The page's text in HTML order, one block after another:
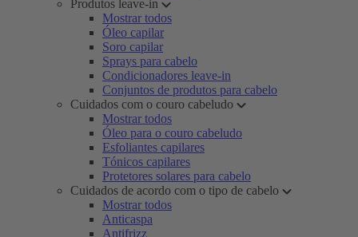
Produtos leave-in
Mostrar todos
Óleo capilar
Soro capilar
Sprays para cabelo
Condicionadores leave-in
Conjuntos de produtos para cabelo
Cuidados com o couro cabeludo
Mostrar todos
Óleo para o couro cabeludo
Esfoliantes capilares
Tónicos capilares
Protetores solares para cabelo
Cuidados de acordo com o tipo de cabelo
Mostrar todos
Anticaspa
Antifrizz